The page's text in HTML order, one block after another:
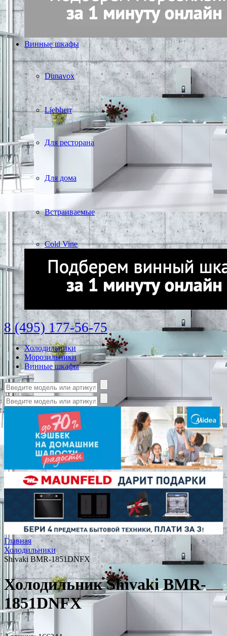
Винные шкафы
Dunavox
Liebherr
Для ресторана
Для дома
Встраиваемые
Cold Vine
8 (495) 177-56-75
Холодильники
Морозильники
Винные шкафы
Главная
Холодильники
Shivaki BMR-1851DNFX
Холодильник Shivaki BMR-
1851DNFX